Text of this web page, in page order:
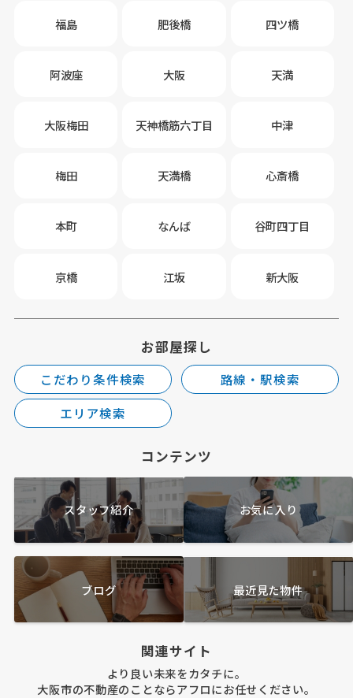
福島 肥後橋 四ツ橋
阿波座 大阪 天満
大阪梅田 天神橋筋六丁目 中津
梅田 天満橋 心斎橋
本町 なんば 谷町四丁目
京橋 江坂 新大阪
お部屋探し
こだわり条件検索
路線・駅検索
エリア検索
コンテンツ
スタッフ紹介 お気に入り
ブログ 最近見た物件
関連サイト
より良い未来をカタチに。
大阪市の不動産のことならアフロにお任せください。